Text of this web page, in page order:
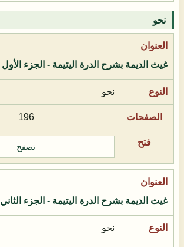
نحو
غيث الديمة بشرح الدرة اليتيمة - الجزء الأول
نحو
196
تصفح
غيث الديمة بشرح الدرة اليتيمة - الجزء الثاني
نحو